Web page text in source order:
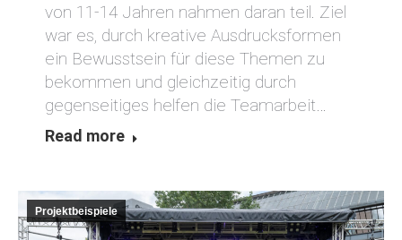
von 11-14 Jahren nahmen daran teil. Ziel
war es, durch kreative Ausdrucksformen
ein Bewusstsein für diese Themen zu
bekommen und gleichzeitig durch
gegenseitiges helfen die Teamarbeit…
Read more
Projektbeispiele